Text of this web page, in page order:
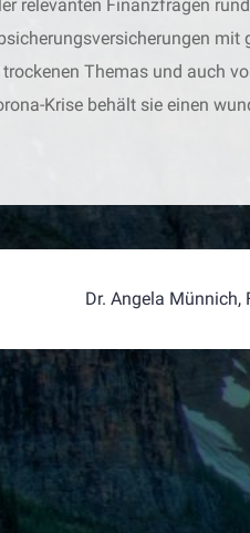
relevanten Finanzfragen
mit
Themas und auch
Krise behält sie einen
Dr. Angela Münnich,